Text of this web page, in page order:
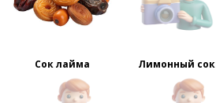
Сок лайма Лимонный сок